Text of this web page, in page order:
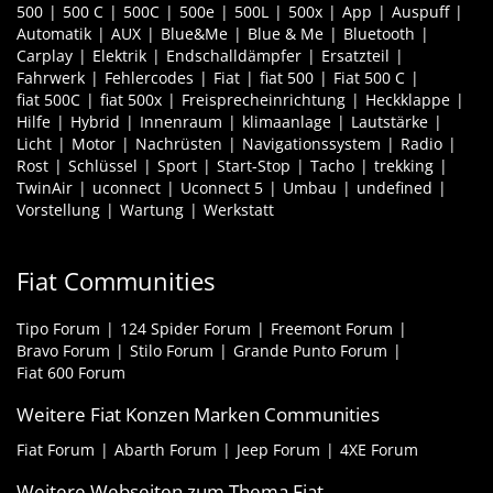
500 500 C 500C 500e 500L 500x App
Auspuff
Automatik
AUX Blue&Me Blue & Me
Bluetooth
Carplay
Elektrik Endschalldämpfer
Ersatzteil
Fahrwerk
Fehlercodes Fiat fiat 500
Fiat 500 C
fiat 500C
fiat 500x Freisprecheinrichtung
Heckklappe
Hilfe
Hybrid Innenraum klimaanlage
Lautstärke
Licht
Motor Nachrüsten Navigationssystem
Radio
Rost
Schlüssel Sport Start-Stop Tacho
trekking
TwinAir
uconnect Uconnect 5 Umbau
undefined
Vorstellung
Wartung Werkstatt
Fiat Communities
Tipo Forum 124 Spider Forum
Freemont Forum
Bravo Forum
Stilo Forum
Grande Punto Forum
Fiat 600 Forum
Weitere Fiat Konzen Marken Communities
Fiat Forum Abarth Forum Jeep Forum 4XE Forum